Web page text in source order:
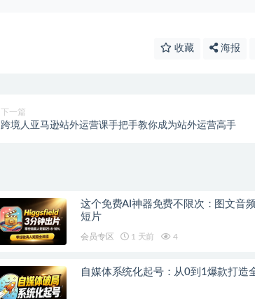
收藏 海报
下一篇
跨境人亚马逊站外运营课手把手教你成为站外运营高手
这个免费AI神器免费不限次：图文音
短片
会员专区 1 天前 4
自媒体系统化起号：从0到1爆款打造